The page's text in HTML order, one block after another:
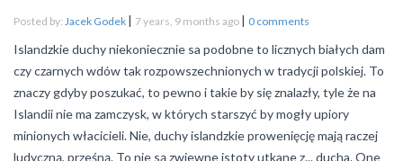
Posted by: Jacek Godek | 7 years, 9 months ago | 0 comments
Islandzkie duchy niekoniecznie sa podobne to licznych białych dam
czy czarnych wdów tak rozpowszechnionych w tradycji polskiej. To
znaczy gdyby poszukać, to pewno i takie by się znalazły, tyle że na
Islandii nie ma zamczysk, w których starszyć by mogły upiory
minionych włacicieli. Nie, duchy islandzkie prowenięcję mają raczej
ludyczną, prześną. To nie są zwiewne istoty utkane z... ducha. One